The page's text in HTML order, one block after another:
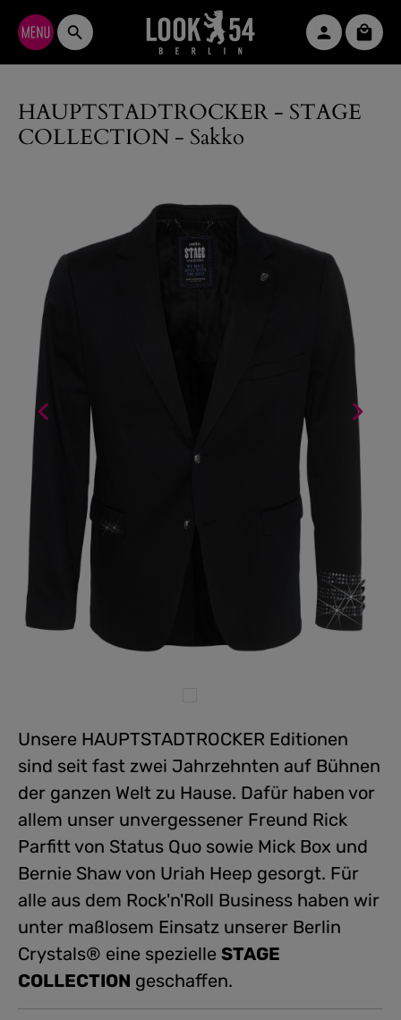
Zum Hauptinhalt springen
HAUPTSTADTROCKER - STAGE
COLLECTION - Sakko
Unsere HAUPTSTADTROCKER Editionen
sind seit fast zwei Jahrzehnten auf Bühnen
der ganzen Welt zu Hause. Dafür haben vor
allem unser unvergessener Freund Rick
Parfitt von Status Quo sowie Mick Box und
Bernie Shaw von Uriah Heep gesorgt. Für
alle aus dem Rock'n'Roll Business haben wir
unter maßlosem Einsatz unserer Berlin
Crystals® eine spezielle STAGE
COLLECTION geschaffen.